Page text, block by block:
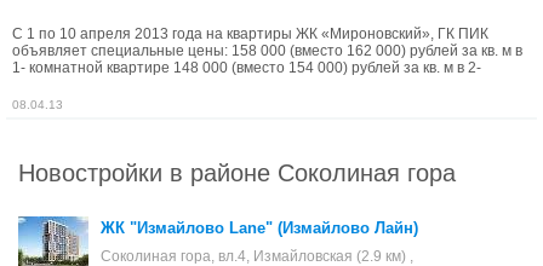
С 1 по 10 апреля 2013 года на квартиры ЖК «Мироновский», ГК ПИК
объявляет специальные цены: 158 000 (вместо 162 000) рублей за кв. м в
1- комнатной квартире 148 000 (вместо 154 000) рублей за кв. м в 2-
08.04.13
Новостройки в районе Соколиная гора
ЖК "Измайлово Lane" (Измайлово Лайн)
Соколиная гора, вл.4, Измайловская (2.9 км) ,